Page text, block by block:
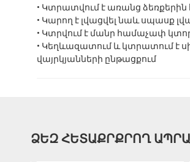
• Կտրատվում է առանց ձեռքերին
• Կարող է լվացվել նաև սպասք
• Կտրվում է մանր համաչափ
• Կեղևազատում և կտրատում է
վայրկյանների ընթացքում
ՁԵԶ ՀԵՏԱՔՐՔՐՈՂ